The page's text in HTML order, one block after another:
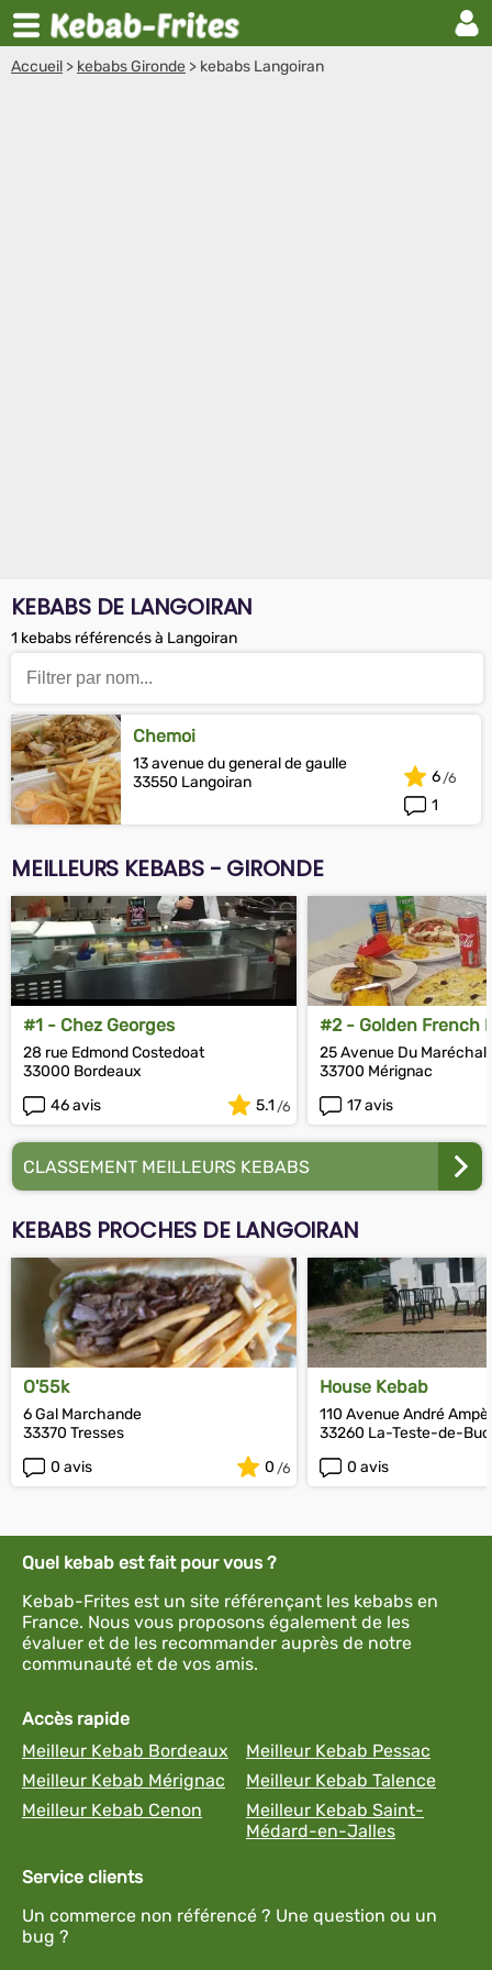
Accueil > kebabs Gironde > kebabs Langoiran
KEBABS DE LANGOIRAN
1 kebabs référencés à Langoiran
Chemoi
13 avenue du general de gaulle
33550 Langoiran
1
6
MEILLEURS KEBABS - GIRONDE
#1 - Chez Georges
28 rue Edmond Costedoat
33000 Bordeaux
46 avis
5.1
#2 - Golden French
25 Avenue Du Maréchal
33700 Mérignac
17 avis
CLASSEMENT MEILLEURS KEBABS
KEBABS PROCHES DE LANGOIRAN
O'55k
6 Gal Marchande
33370 Tresses
0 avis
0
House Kebab
110 Avenue André
33260 La-Teste-de-
0 avis
Quel kebab est fait pour vous ?
Kebab-Frites est un site référençant les kebabs en
France. Nous vous proposons également de les
évaluer et de les recommander auprès de notre
communauté et de vos amis.
Accès rapide
Meilleur Kebab Bordeaux
Meilleur Kebab Pessac
Meilleur Kebab Mérignac
Meilleur Kebab Talence
Meilleur Kebab Cenon
Meilleur Kebab Saint-
Médard-en-Jalles
Service clients
Un commerce non référencé ? Une question ou un
bug ?